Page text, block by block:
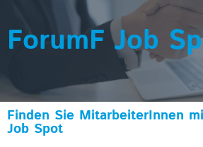
ForumF Job
Finden Sie MitarbeiterInnen
Job Spot